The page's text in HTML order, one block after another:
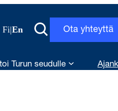
Fi|En Ota yhteyttä
Turun seudulle